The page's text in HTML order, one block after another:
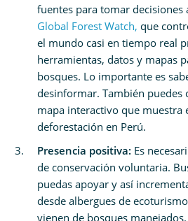
fuentes para tomar decisiones
Global Forest Watch, que
el mundo casi en tiempo real
herramientas, datos y mapas
bosques. Lo importante es
desinformar. También puedes
mapa interactivo que muestra
deforestación en Perú.
Presencia positiva: Es
de conservación voluntaria.
puedas apoyar y así
desde albergues de
vienen de bosques